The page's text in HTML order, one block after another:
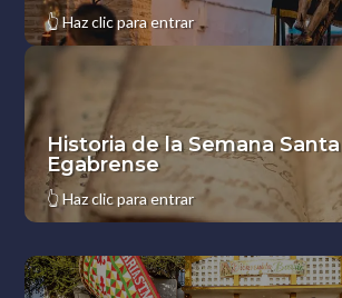
👆Haz clic para entrar
Historia de la Semana Santa
Egabrense
👆Haz clic para entrar